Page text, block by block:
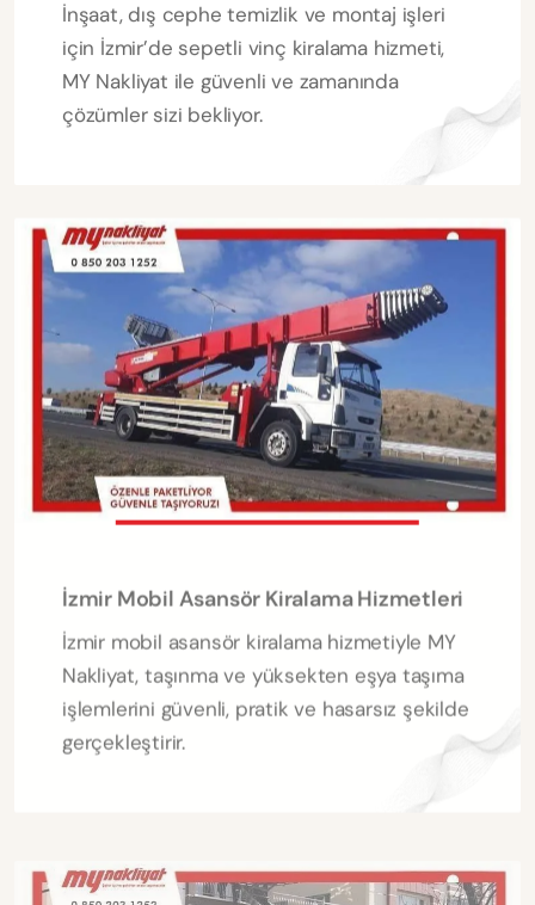
İnşaat, dış cephe temizlik ve montaj işleri
için İzmir’de sepetli vinç kiralama hizmeti,
MY Nakliyat ile güvenli ve zamanında
çözümler sizi bekliyor.
İzmir Mobil Asansör Kiralama Hizmetleri
İzmir mobil asansör kiralama hizmetiyle MY
Nakliyat, taşınma ve yüksekten eşya taşıma
işlemlerini güvenli, pratik ve hasarsız şekilde
gerçekleştirir.